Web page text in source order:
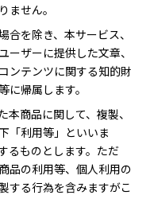
ません。
合を除き、本サービス、
ーザーに提供した文章、
ンテンツに関する知的財
に帰属します。
本商品に関して、複製、
「利用等」といいま
るものとします。ただ
品の利用等、個人利用の
する行為を含みますがこ